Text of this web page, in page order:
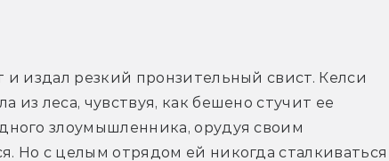
и издал резкий пронзительный свист. Келси
из леса, чувствуя, как бешено стучит ее
злоумышленника, орудуя своим
Но с целым отрядом ей никогда сталкиваться